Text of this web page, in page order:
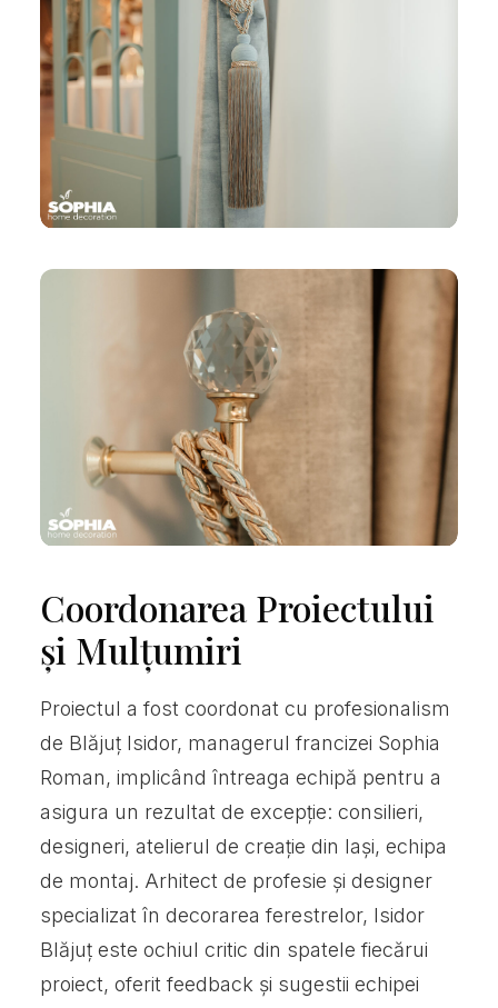
Coordonarea Proiectului
și Mulțumiri
Proiectul a fost coordonat cu profesionalism
de Blăjuț Isidor, managerul francizei Sophia
Roman, implicând întreaga echipă pentru a
asigura un rezultat de excepție: consilieri,
designeri, atelierul de creație din Iași, echipa
de montaj. Arhitect de profesie și designer
specializat în decorarea ferestrelor, Isidor
Blăjuț este ochiul critic din spatele fiecărui
proiect, oferit feedback și sugestii echipei